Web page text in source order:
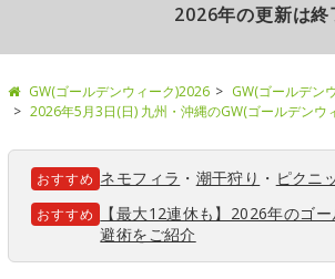
2026年の更新は終
GW(ゴールデンウィーク)2026 GW(ゴールデン
2026年5月3日(日) 九州・沖縄のGW(ゴールデンウ
おすすめ ネモフィラ ・ 潮干狩り ・ ピクニ
おすすめ
【最大12連休も】2026年のゴ
避術をご紹介